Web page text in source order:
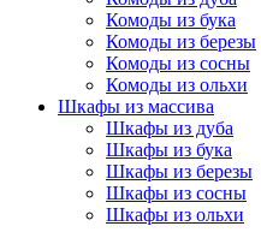
Комоды из бука
Комоды из березы
Комоды из сосны
Комоды из ольхи
Шкафы из массива
Шкафы из дуба
Шкафы из бука
Шкафы из березы
Шкафы из сосны
Шкафы из ольхи